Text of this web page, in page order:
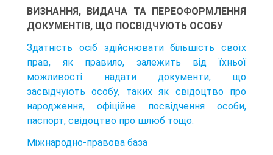
ВИЗНАННЯ, ВИДАЧА ТА ПЕРЕОФОРМЛЕННЯ
ДОКУМЕНТІВ, ЩО ПОСВІДЧУЮТЬ ОСОБУ
Здатність осіб здійснювати більшість своїх
прав, як правило, залежить від їх­ньої
можливості надати документи, що
засвідчують особу, таких як свідо­цтво про
народження, офіційне посвідчення особи,
паспорт, свідоцтво про шлюб тощо.
Міжнародно-правова база